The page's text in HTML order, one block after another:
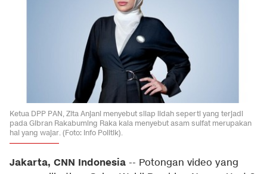
Ketua DPP PAN, Zita Anjani menyebut silap lidah seperti yang terjadi
pada Gibran Rakabuming Raka kala menyebut asam sulfat merupakan
hal yang wajar. (Foto: Info Politik).
Jakarta, CNN Indonesia -- Potongan video yang